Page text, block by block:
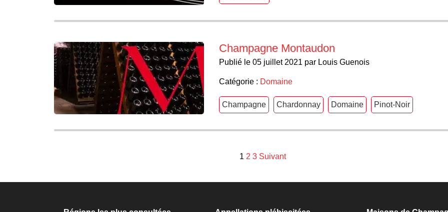
Champagne Montaudon
Publié le 05 juillet 2021 par Louis Guenois
Catégorie : Domaine
Champagne Chardonnay Domaine Pinot-Noir
des
1 2 3 Suivant